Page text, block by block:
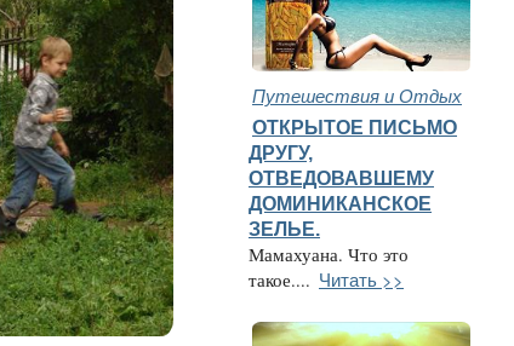
Путешествия и Отдых
ОТКРЫТОЕ ПИСЬМО
ДРУГУ,
ОТВЕДОВАВШЕМУ
ДОМИНИКАНСКОЕ
ЗЕЛЬЕ.
Мамахуана. Что это
такое.... Читать >>